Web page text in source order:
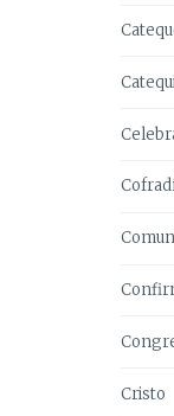
Cristo